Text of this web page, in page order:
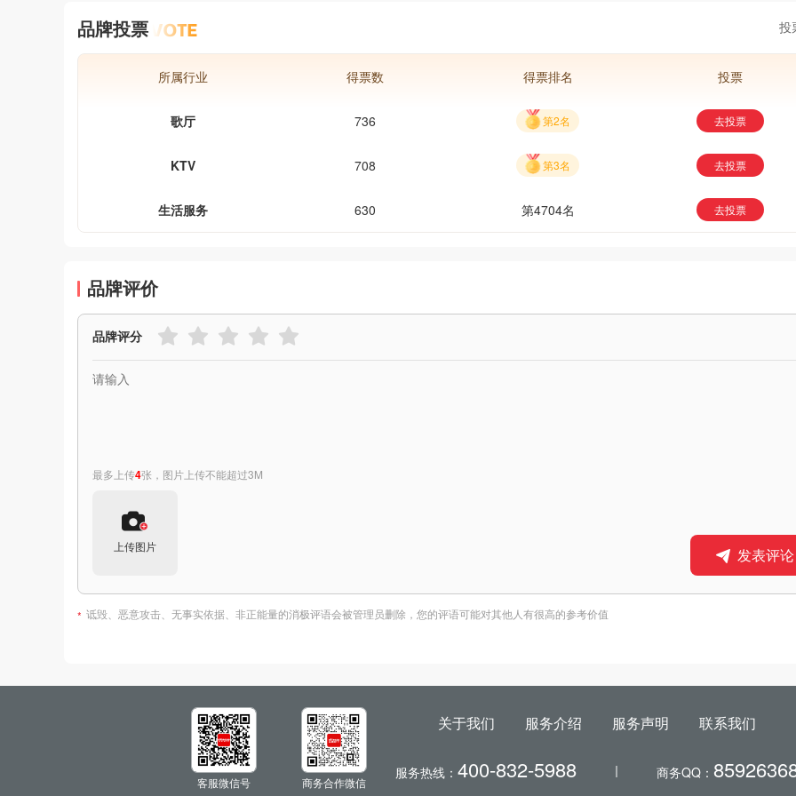
品牌投票 投
所属行业 得票数 得票排名 投票
歌厅 736 第2名 去投票
KTV 708 第3名 去投票
生活服务 630 第4704名 去投票
品牌评价
品牌评分
最多上传4张，图片上传不能超过3M
上传图片 发表评论
* 诋毁、恶意攻击、无事实依据、非正能量的消极评语会被管理员删除，您的评语可能对其他人有很高的参考价值
关于我们 服务声明